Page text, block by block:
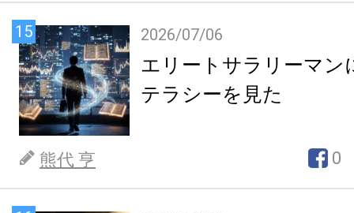
15 2026/07/06
エリートサラリーマン
テラシーを見た
熊代 亨 0